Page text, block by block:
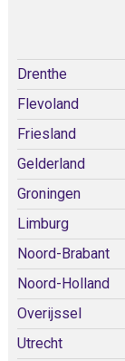
Drenthe
Flevoland
Friesland
Gelderland
Groningen
Limburg
Noord-Brabant
Noord-Holland
Overijssel
Utrecht